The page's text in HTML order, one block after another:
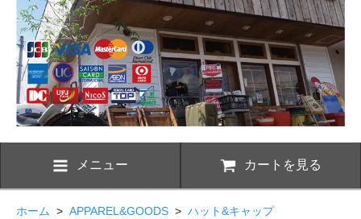
メニュー カートを見る
ホーム > APPAREL&GOODS > ハット&キャップ